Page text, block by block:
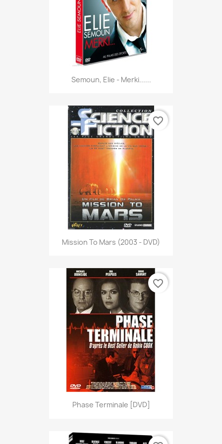
Semoun, Elie - Merki......
Mission To Mars (2003 - DVD)
favorite_border
Phase Terminale [DVD]
favorite_border